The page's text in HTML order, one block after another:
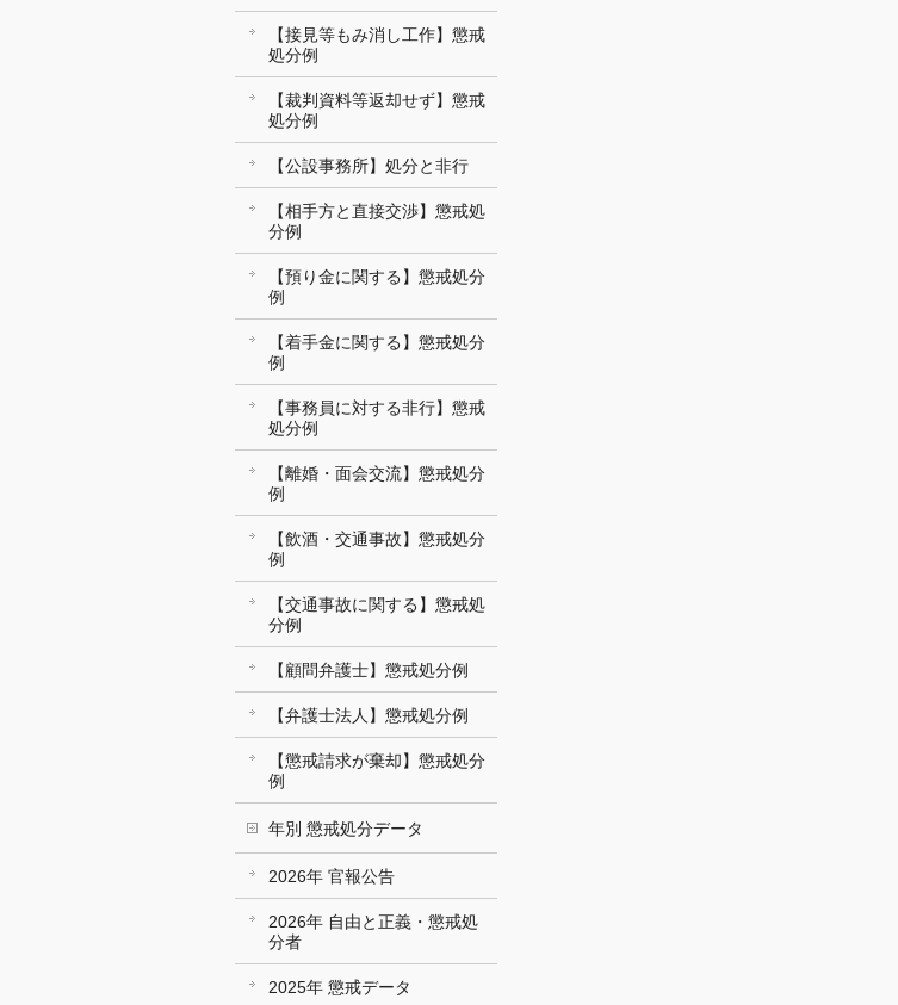
【接見等もみ消し工作】懲戒
処分例
【裁判資料等返却せず】懲戒
処分例
【公設事務所】処分と非行
【相手方と直接交渉】懲戒処
分例
【預り金に関する】懲戒処分
例
【着手金に関する】懲戒処分
例
【事務員に対する非行】懲戒
処分例
【離婚・面会交流】懲戒処分
例
【飲酒・交通事故】懲戒処分
例
【交通事故に関する】懲戒処
分例
【顧問弁護士】懲戒処分例
【弁護士法人】懲戒処分例
【懲戒請求が棄却】懲戒処分
例
年別 懲戒処分データ
2026年 官報公告
2026年 自由と正義・懲戒処
分者
2025年 懲戒データ